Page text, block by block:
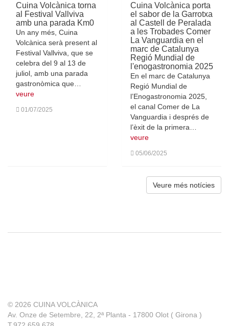
Cuina Volcànica torna
al Festival Vallviva
amb una parada Km0
Un any més, Cuina
Volcànica serà present al
Festival Vallviva, que se
celebra del 9 al 13 de
juliol, amb una parada
gastronòmica que…
veure
01/07/2025
Cuina Volcànica porta
el sabor de la Garrotxa
al Castell de Peralada
a les Trobades Comer
La Vanguardia en el
marc de Catalunya
Regió Mundial de
l'enogastronomia 2025
En el marc de Catalunya
Regió Mundial de
l’Enogastronomia 2025,
el canal Comer de La
Vanguardia i després de
l’èxit de la primera…
veure
05/06/2025
Veure més notícies
© 2026 CUINA VOLCÀNICA
Av. Onze de Setembre, 22, 2ª Planta - 17800 Olot ( Girona )